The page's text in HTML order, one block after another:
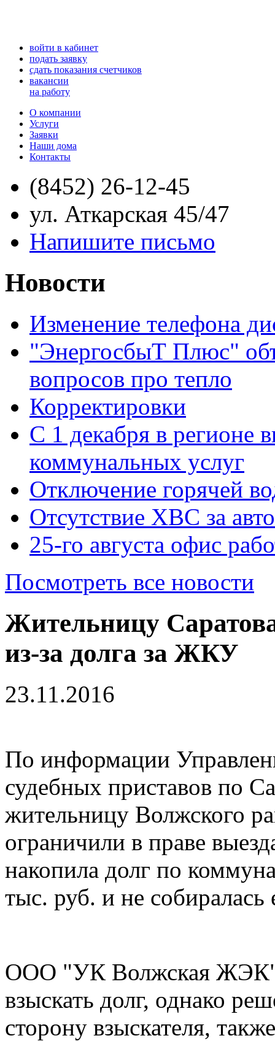
войти в кабинет
подать заявку
сдать показания счетчиков
вакансии
на работу
О компании
Услуги
Заявки
Наши дома
Контакты
(8452) 26-12-45
ул. Аткарская 45/47
Напишите письмо
Новости
Изменение телефона
"ЭнергосбыТ Плюс"
вопросов про тепло
Корректировки
С 1 декабря в регионе
коммунальных услуг
Отключение горячей
Отсутствие ХВС за
25-го августа офис
Посмотреть все новости
Жительницу
из-за долга за ЖКУ
23.11.2016
По информации
судебных приставов по
жительницу Волжского
ограничили в праве
накопила долг по
тыс. руб. и не собиралась
ООО "УК Волжская ЖЭК"
взыскать долг, однако
сторону взыскателя,